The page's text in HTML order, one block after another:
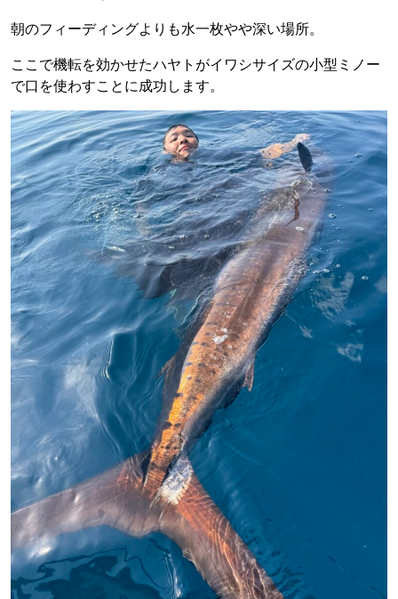
朝のフィーディングよりも水一枚やや深い場所。
ここで機転を効かせたハヤトがイワシサイズの小型ミノー
で口を使わすことに成功します。